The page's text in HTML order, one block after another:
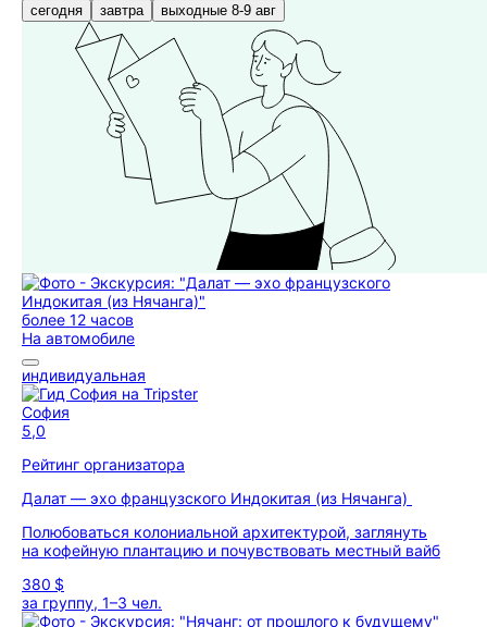
сегодня завтра выходные 8-9 авг
более 12 часов
На автомобиле
индивидуальная
София
5,0
Рейтинг организатора
Далат — эхо французского Индокитая (из Нячанга)
Полюбоваться колониальной архитектурой, заглянуть
на кофейную плантацию и почувствовать местный вайб
380 $
за группу, 1–3 чел.